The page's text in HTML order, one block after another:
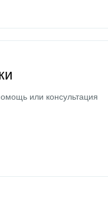
или консультация